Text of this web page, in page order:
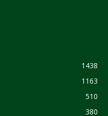
1438
1163
510
380